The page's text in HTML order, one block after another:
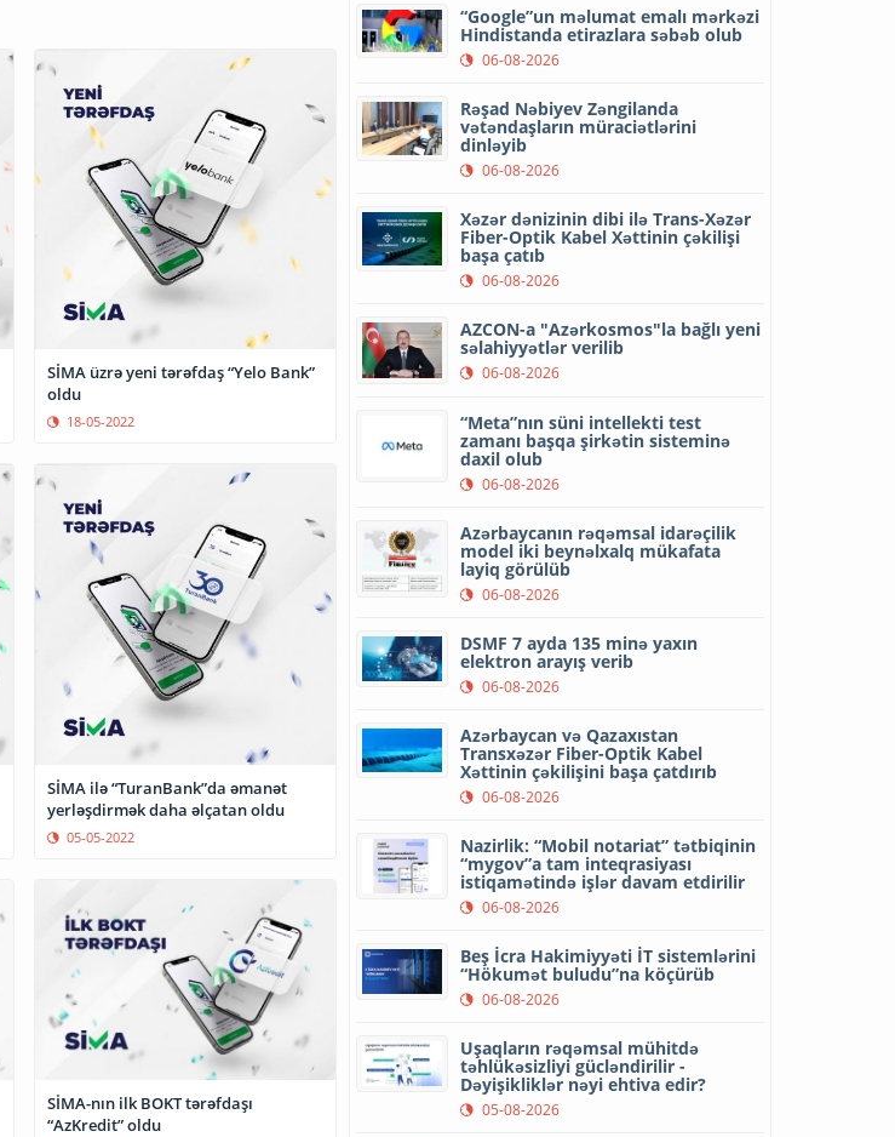
SİMA üzrə yeni tərəfdaş “Yelo Bank”
oldu
18-05-2022
SİMA ilə “TuranBank”da əmanət
yerləşdirmək daha əlçatan oldu
05-05-2022
SİMA-nın ilk BOKT tərəfdaşı
“AzKredit” oldu
“Google”un məlumat emalı mərkəzi
Hindistanda etirazlara səbəb olub
06-08-2026
Rəşad Nəbiyev Zəngilanda
vətəndaşların müraciətlərini
dinləyib
06-08-2026
Xəzər dənizinin dibi ilə Trans-Xəzər
Fiber-Optik Kabel Xəttinin çəkilişi
başa çatıb
06-08-2026
AZCON-a "Azərkosmos"la bağlı yeni
səlahiyyətlər verilib
06-08-2026
“Meta”nın süni intellekti test
zamanı başqa şirkətin sisteminə
daxil olub
06-08-2026
Azərbaycanın rəqəmsal idarəçilik
model iki beynəlxalq mükafata
layiq görülüb
06-08-2026
DSMF 7 ayda 135 minə yaxın
elektron arayış verib
06-08-2026
Azərbaycan və Qazaxıstan
Transxəzər Fiber-Optik Kabel
Xəttinin çəkilişini başa çatdırıb
06-08-2026
Nazirlik: “Mobil notariat” tətbiqinin
“mygov”a tam inteqrasiyası
istiqamətində işlər davam etdirilir
06-08-2026
Beş İcra Hakimiyyəti İT sistemlərini
“Hökumət buludu”na köçürüb
06-08-2026
Uşaqların rəqəmsal mühitdə
təhlükəsizliyi gücləndirilir -
Dəyişikliklər nəyi ehtiva edir?
05-08-2026